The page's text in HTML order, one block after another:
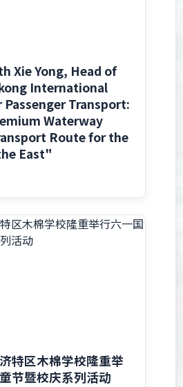
Xie Yong, Head of
International
Transport:
Waterway
Route for the
East"
特区木棉学校隆重举
节暨校庆系列活动